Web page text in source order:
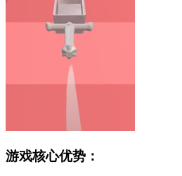
游戏核心优势：